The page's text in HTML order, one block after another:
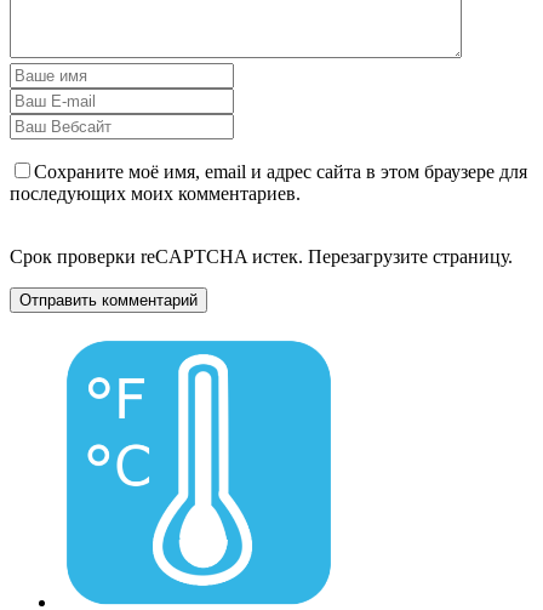
Сохраните моё имя, email и адрес сайта в этом браузере для
последующих моих комментариев.
Срок проверки reCAPTCHA истек. Перезагрузите страницу.